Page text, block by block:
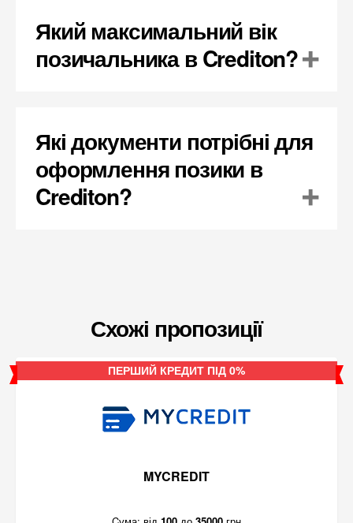
Який максимальний вік
позичальника в Crediton?
Які документи потрібні для
оформлення позики в
Crediton?
Схожі пропозиції
ПЕРШИЙ КРЕДИТ ПІД 0%
MYCREDIT